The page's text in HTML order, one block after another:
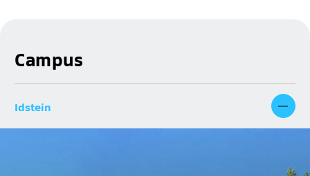
Campus
Idstein